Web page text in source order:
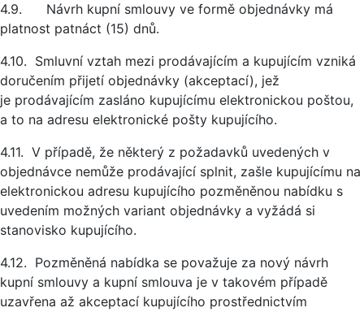
4.9. Návrh kupní smlouvy ve formě objednávky má
platnost patnáct (15) dnů.
4.10. Smluvní vztah mezi prodávajícím a kupujícím vzniká
doručením přijetí objednávky (akceptací), jež
je prodávajícím zasláno kupujícímu elektronickou poštou,
a to na adresu elektronické pošty kupujícího.
4.11. V případě, že některý z požadavků uvedených v
objednávce nemůže prodávající splnit, zašle kupujícímu na
elektronickou adresu kupujícího pozměněnou nabídku s
uvedením možných variant objednávky a vyžádá si
stanovisko kupujícího.
4.12. Pozměněná nabídka se považuje za nový návrh
kupní smlouvy a kupní smlouva je v takovém případě
uzavřena až akceptací kupujícího prostřednictvím